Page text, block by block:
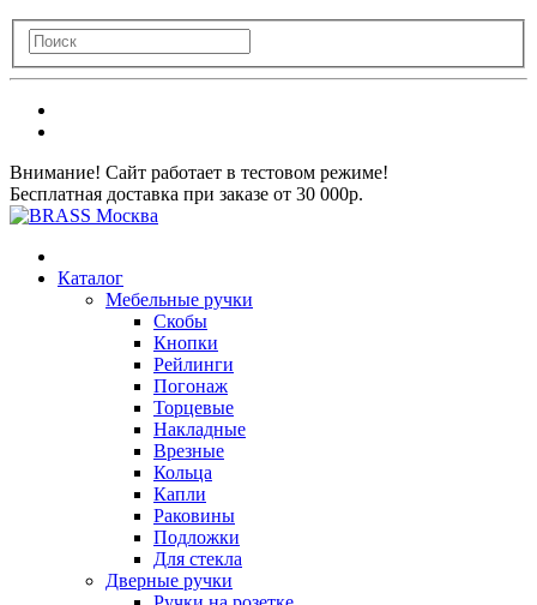
Внимание! Сайт работает в тестовом режиме!
Бесплатная доставка при заказе от 30 000р.
Каталог
Мебельные ручки
Скобы
Кнопки
Рейлинги
Погонаж
Торцевые
Накладные
Врезные
Кольца
Капли
Раковины
Подложки
Для стекла
Дверные ручки